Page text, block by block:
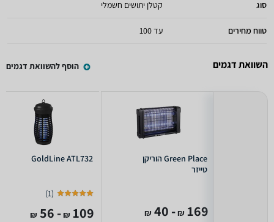
סוג קטלן יתושים חשמלי
טווח מחירים עד 100
השוואת דגמים הוסף להשוואת דגמים
Green Place הוריקן
טייזר
169
₪
- 40
₪
GoldLine ATL732
(
1
)
109
₪
- 56
₪